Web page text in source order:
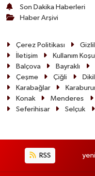
Son Dakika Haberleri
Haber Arşivi
Çerez Politikası
İletişim
Kullanım
Balçova
Bayraklı
Çeşme
Çiğli
Karabağlar
Konak
Menderes
Seferihisar
Selçuk
RSS